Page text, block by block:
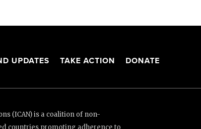
UPDATES TAKE ACTION DONATE
(ICAN) is a coalition of non-
countries promoting adherence to